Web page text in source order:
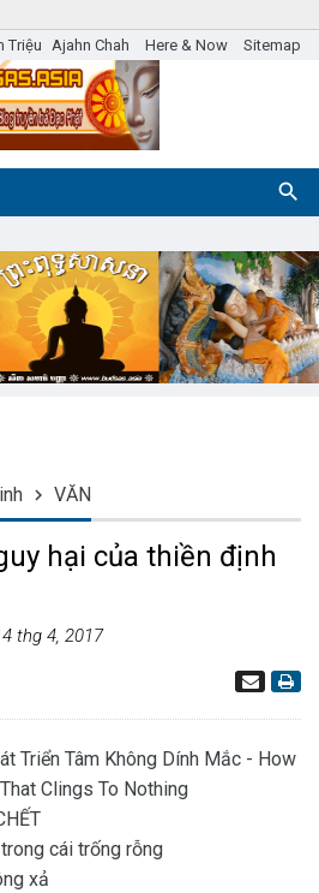
Triệu Ajahn Chah Here & Now Sitemap
VĂN
hại của thiền định
thg 4, 2017
Triển Tâm Không Dính Mắc - How
Clings To Nothing
cái trống rỗng
xả